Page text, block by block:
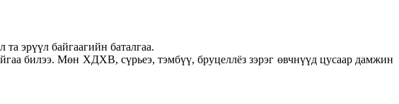
эрүүл байгаагийн баталгаа.
билээ. Мөн ХДХВ, сүрьеэ, тэмбүү, бруцеллёз зэрэг өвчнүүд цусаар дамжин